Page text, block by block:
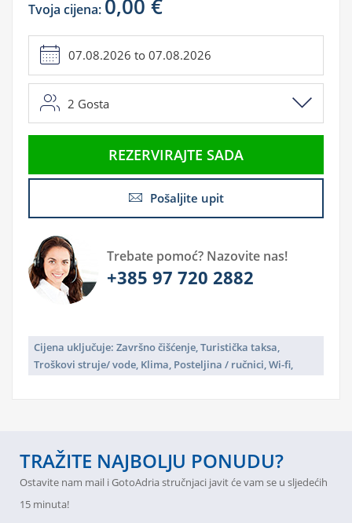
Tvoja cijena: 0,00 €
2 Gosta
REZERVIRAJTE SADA
Pošaljite upit
Trebate pomoć? Nazovite nas!
+385 97 720 2882
Cijena uključuje: Završno čišćenje, Turistička taksa,
Troškovi struje/ vode, Klima, Posteljina / ručnici, Wi-fi,
TRAŽITE NAJBOLJU PONUDU?
Ostavite nam mail i GotoAdria stručnjaci javit će vam se u sljedećih
15 minuta!